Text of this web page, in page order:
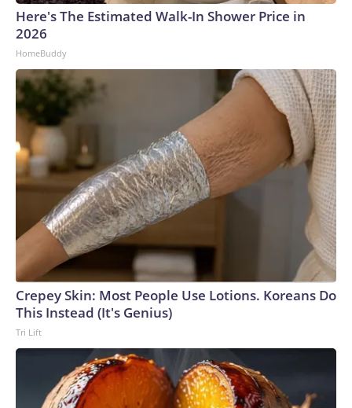
Here's The Estimated Walk-In Shower Price in
2026
HomeBuddy
Crepey Skin: Most People Use Lotions. Koreans Do
This Instead (It's Genius)
Tri Lift